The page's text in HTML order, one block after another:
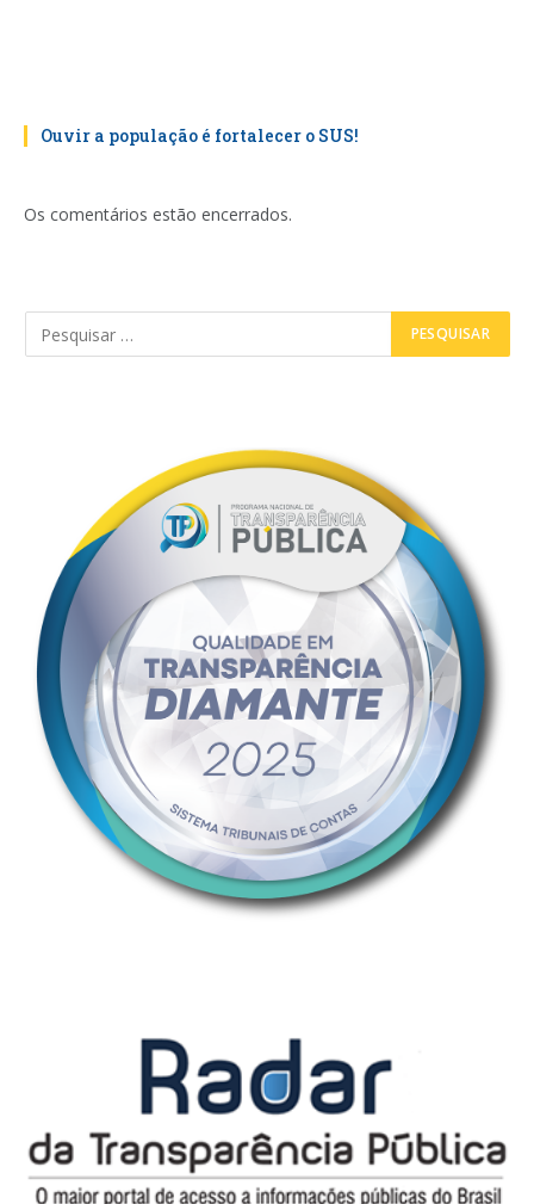
Ouvir a população é fortalecer o SUS!
Os comentários estão encerrados.